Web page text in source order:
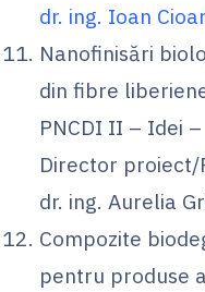
dr. ing. Ioan
Nanofinisări
din fibre
PNCDI II – Idei
Director proiect/
dr. ing. Aurelia
Compozite
pentru produse